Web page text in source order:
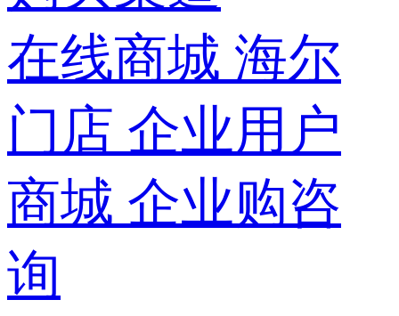
在线商城 海尔
门店 企业用户
商城 企业购咨
询